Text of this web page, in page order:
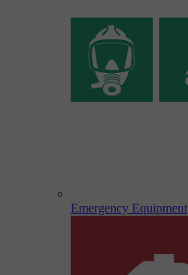
Emergency Equipment